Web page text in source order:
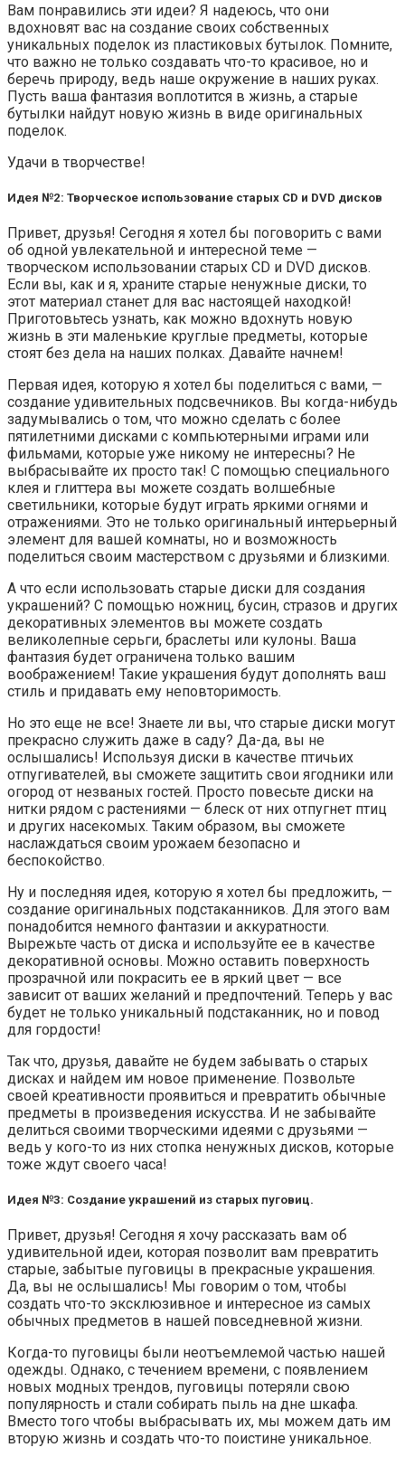
Вам понравились эти идеи? Я надеюсь, что они
вдохновят вас на создание своих собственных
уникальных поделок из пластиковых бутылок. Помните,
что важно не только создавать что-то красивое, но и
беречь природу, ведь наше окружение в наших руках.
Пусть ваша фантазия воплотится в жизнь, а старые
бутылки найдут новую жизнь в виде оригинальных
поделок.
Удачи в творчестве!
Идея №2: Творческое использование старых CD и DVD дисков
Привет, друзья! Сегодня я хотел бы поговорить с вами
об одной увлекательной и интересной теме —
творческом использовании старых CD и DVD дисков.
Если вы, как и я, храните старые ненужные диски, то
этот материал станет для вас настоящей находкой!
Приготовьтесь узнать, как можно вдохнуть новую
жизнь в эти маленькие круглые предметы, которые
стоят без дела на наших полках. Давайте начнем!
Первая идея, которую я хотел бы поделиться с вами, —
создание удивительных подсвечников. Вы когда-нибудь
задумывались о том, что можно сделать с более
пятилетними дисками с компьютерными играми или
фильмами, которые уже никому не интересны? Не
выбрасывайте их просто так! С помощью специального
клея и глиттера вы можете создать волшебные
светильники, которые будут играть яркими огнями и
отражениями. Это не только оригинальный интерьерный
элемент для вашей комнаты, но и возможность
поделиться своим мастерством с друзьями и близкими.
А что если использовать старые диски для создания
украшений? С помощью ножниц, бусин, стразов и других
декоративных элементов вы можете создать
великолепные серьги, браслеты или кулоны. Ваша
фантазия будет ограничена только вашим
воображением! Такие украшения будут дополнять ваш
стиль и придавать ему неповторимость.
Но это еще не все! Знаете ли вы, что старые диски могут
прекрасно служить даже в саду? Да-да, вы не
ослышались! Используя диски в качестве птичьих
отпугивателей, вы сможете защитить свои ягодники или
огород от незваных гостей. Просто повесьте диски на
нитки рядом с растениями — блеск от них отпугнет птиц
и других насекомых. Таким образом, вы сможете
наслаждаться своим урожаем безопасно и
беспокойство.
Ну и последняя идея, которую я хотел бы предложить, —
создание оригинальных подстаканников. Для этого вам
понадобится немного фантазии и аккуратности.
Вырежьте часть от диска и используйте ее в качестве
декоративной основы. Можно оставить поверхность
прозрачной или покрасить ее в яркий цвет — все
зависит от ваших желаний и предпочтений. Теперь у вас
будет не только уникальный подстаканник, но и повод
для гордости!
Так что, друзья, давайте не будем забывать о старых
дисках и найдем им новое применение. Позвольте
своей креативности проявиться и превратить обычные
предметы в произведения искусства. И не забывайте
делиться своими творческими идеями с друзьями —
ведь у кого-то из них стопка ненужных дисков, которые
тоже ждут своего часа!
Идея №3: Создание украшений из старых пуговиц.
Привет, друзья! Сегодня я хочу рассказать вам об
удивительной идеи, которая позволит вам превратить
старые, забытые пуговицы в прекрасные украшения.
Да, вы не ослышались! Мы говорим о том, чтобы
создать что-то эксклюзивное и интересное из самых
обычных предметов в нашей повседневной жизни.
Когда-то пуговицы были неотъемлемой частью нашей
одежды. Однако, с течением времени, с появлением
новых модных трендов, пуговицы потеряли свою
популярность и стали собирать пыль на дне шкафа.
Вместо того чтобы выбрасывать их, мы можем дать им
вторую жизнь и создать что-то поистине уникальное.